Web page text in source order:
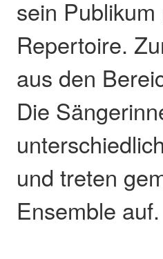
sein
Repertoire.
aus den
Die
und treten
Ensemble auf.